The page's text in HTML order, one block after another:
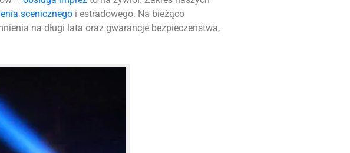
scenicznego i estradowego. Na bieżąco
na długi lata oraz gwarancje bezpieczeństwa,